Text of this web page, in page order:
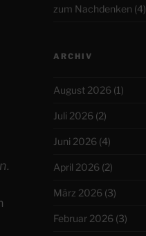
zum Nachdenken (4)
ARCHIV
August 2026(1)
Juli 2026(2)
Juni 2026(4)
April 2026(2)
März 2026(3)
Februar 2026(3)